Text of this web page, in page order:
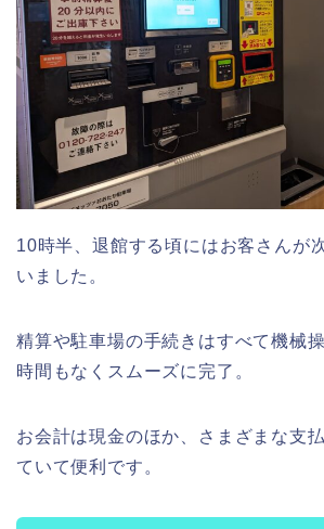
10時半、退館する頃にはお客さんが
いました。
精算や駐車場の手続きはすべて機械
時間もなくスムーズに完了。
お会計は現金のほか、さまざまな支
ていて便利です。